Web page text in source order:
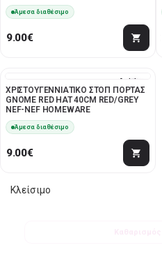
Άμεσα διαθέσιμο
9.00€
Add to
wishlist
ΧΡΙΣΤΟΥΓΕΝΝΙΑΤΙΚΟ ΣΤΟΠ ΠΟΡΤΑΣ
GNOME RED HAT 40CM RED/GREY
NEF-NEF HOMEWARE
Άμεσα διαθέσιμο
9.00€
Κλείσιμο